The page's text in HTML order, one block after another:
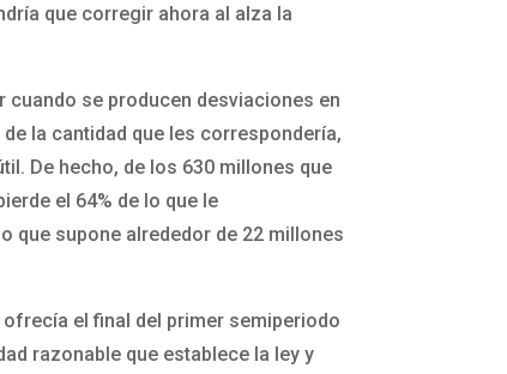
que corregir ahora al alza la
cuando se producen desviaciones en
la cantidad que les correspondería,
De hecho, de los 630 millones que
el 64% de lo que le
que supone alrededor de 22 millones
el final del primer semiperiodo
razonable que establece la ley y